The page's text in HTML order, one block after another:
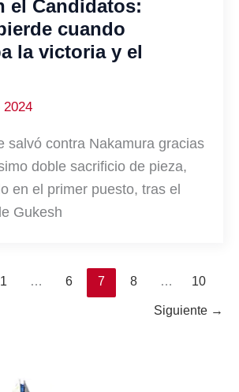
el Candidatos:
cuando
la victoria y el
2024
salvó contra Nakamura gracias
doble sacrificio de pieza,
en el primer puesto, tras el
Gukesh
1 … 6 7 8 … 10
Siguiente →